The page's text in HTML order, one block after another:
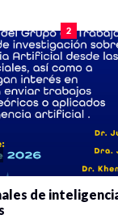
2
de